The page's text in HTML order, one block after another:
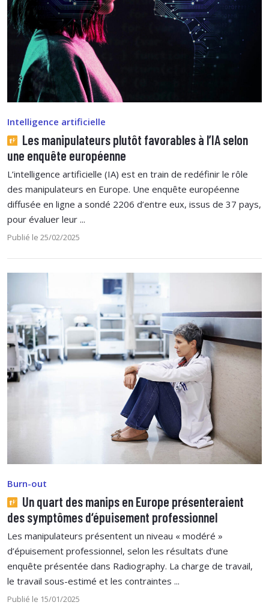
Intelligence artificielle
Les manipulateurs plutôt favorables à l’IA selon
une enquête européenne
L’intelligence artificielle (IA) est en train de redéfinir le rôle
des manipulateurs en Europe. Une enquête européenne
diffusée en ligne a sondé 2206 d’entre eux, issus de 37 pays,
pour évaluer leur ...
Publié le 25/02/2025
Burn-out
Un quart des manips en Europe présenteraient
des symptômes d‘épuisement professionnel
Les manipulateurs présentent un niveau « modéré »
d’épuisement professionnel, selon les résultats d’une
enquête présentée dans Radiography. La charge de travail,
le travail sous-estimé et les contraintes ...
Publié le 15/01/2025